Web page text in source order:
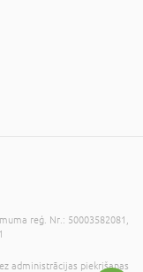
reģ. Nr.: 50003582081,
administrācijas piekrišanas